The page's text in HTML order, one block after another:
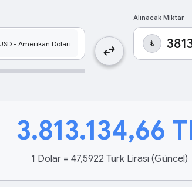
swap_horiz
Alınacak Miktar
₺
3.813.134,66
1 Dolar = 47,5922 Türk Lirası (Güncel)